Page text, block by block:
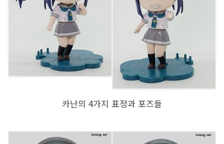
카난의 4가지 표정과 포즈들